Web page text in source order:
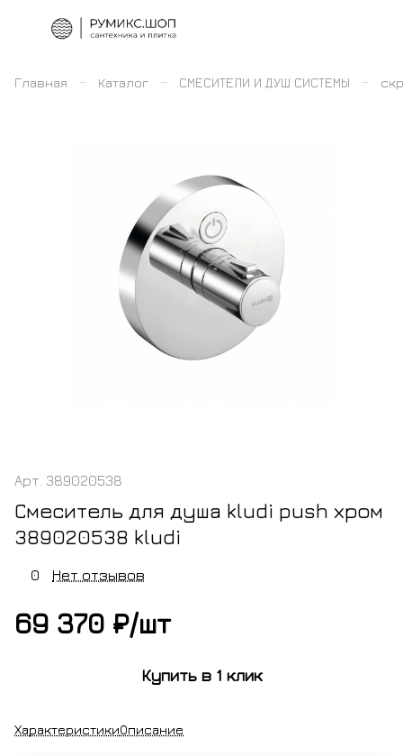
Главная – Каталог – СМЕСИТЕЛИ И ДУШ СИСТЕМЫ –
Арт. 389020538
Смеситель для душа kludi push хром
389020538 kludi
0 Нет отзывов
69 370 ₽/шт
Купить в 1 клик
ХарактеристикиОписание